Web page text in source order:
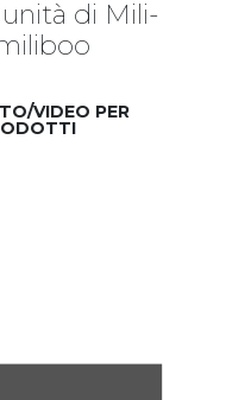
di Mili-
VIDEO PER